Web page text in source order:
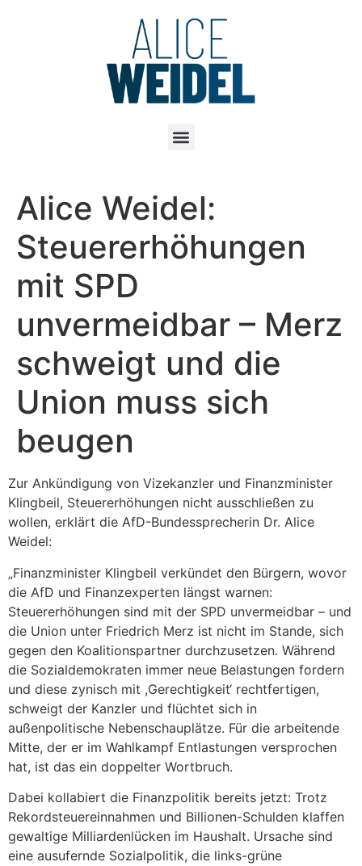
Alice Weidel:
Steuererhöhungen
mit SPD
unvermeidbar – Merz
schweigt und die
Union muss sich
beugen
Zur Ankündigung von Vizekanzler und Finanzminister
Klingbeil, Steuererhöhungen nicht ausschließen zu
wollen, erklärt die AfD-Bundessprecherin Dr. Alice
Weidel:
„Finanzminister Klingbeil verkündet den Bürgern, wovor
die AfD und Finanzexperten längst warnen:
Steuererhöhungen sind mit der SPD unvermeidbar – und
die Union unter Friedrich Merz ist nicht im Stande, sich
gegen den Koalitionspartner durchzusetzen. Während
die Sozialdemokraten immer neue Belastungen fordern
und diese zynisch mit ,Gerechtigkeit‘ rechtfertigen,
schweigt der Kanzler und flüchtet sich in
außenpolitische Nebenschauplätze. Für die arbeitende
Mitte, der er im Wahlkampf Entlastungen versprochen
hat, ist das ein doppelter Wortbruch.
Dabei kollabiert die Finanzpolitik bereits jetzt: Trotz
Rekordsteuereinnahmen und Billionen-Schulden klaffen
gewaltige Milliardenlücken im Haushalt. Ursache sind
eine ausufernde Sozialpolitik, die links-grüne